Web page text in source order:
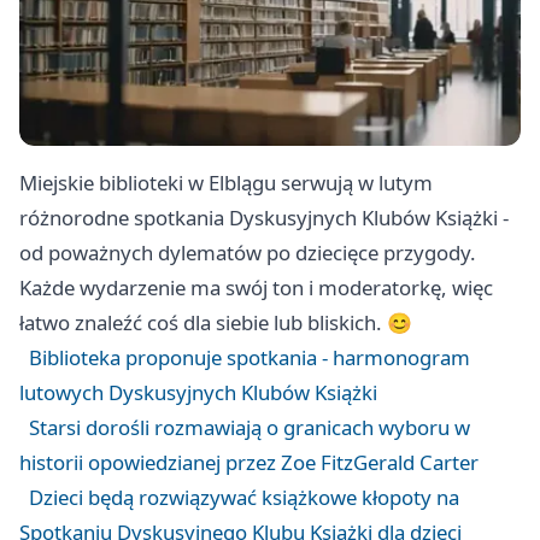
Miejskie biblioteki w Elblągu serwują w lutym
różnorodne spotkania Dyskusyjnych Klubów Książki -
od poważnych dylematów po dziecięce przygody.
Każde wydarzenie ma swój ton i moderatorkę, więc
łatwo znaleźć coś dla siebie lub bliskich. 😊
Biblioteka proponuje spotkania - harmonogram
lutowych Dyskusyjnych Klubów Książki
Starsi dorośli rozmawiają o granicach wyboru w
historii opowiedzianej przez Zoe FitzGerald Carter
Dzieci będą rozwiązywać książkowe kłopoty na
Spotkaniu Dyskusyjnego Klubu Książki dla dzieci